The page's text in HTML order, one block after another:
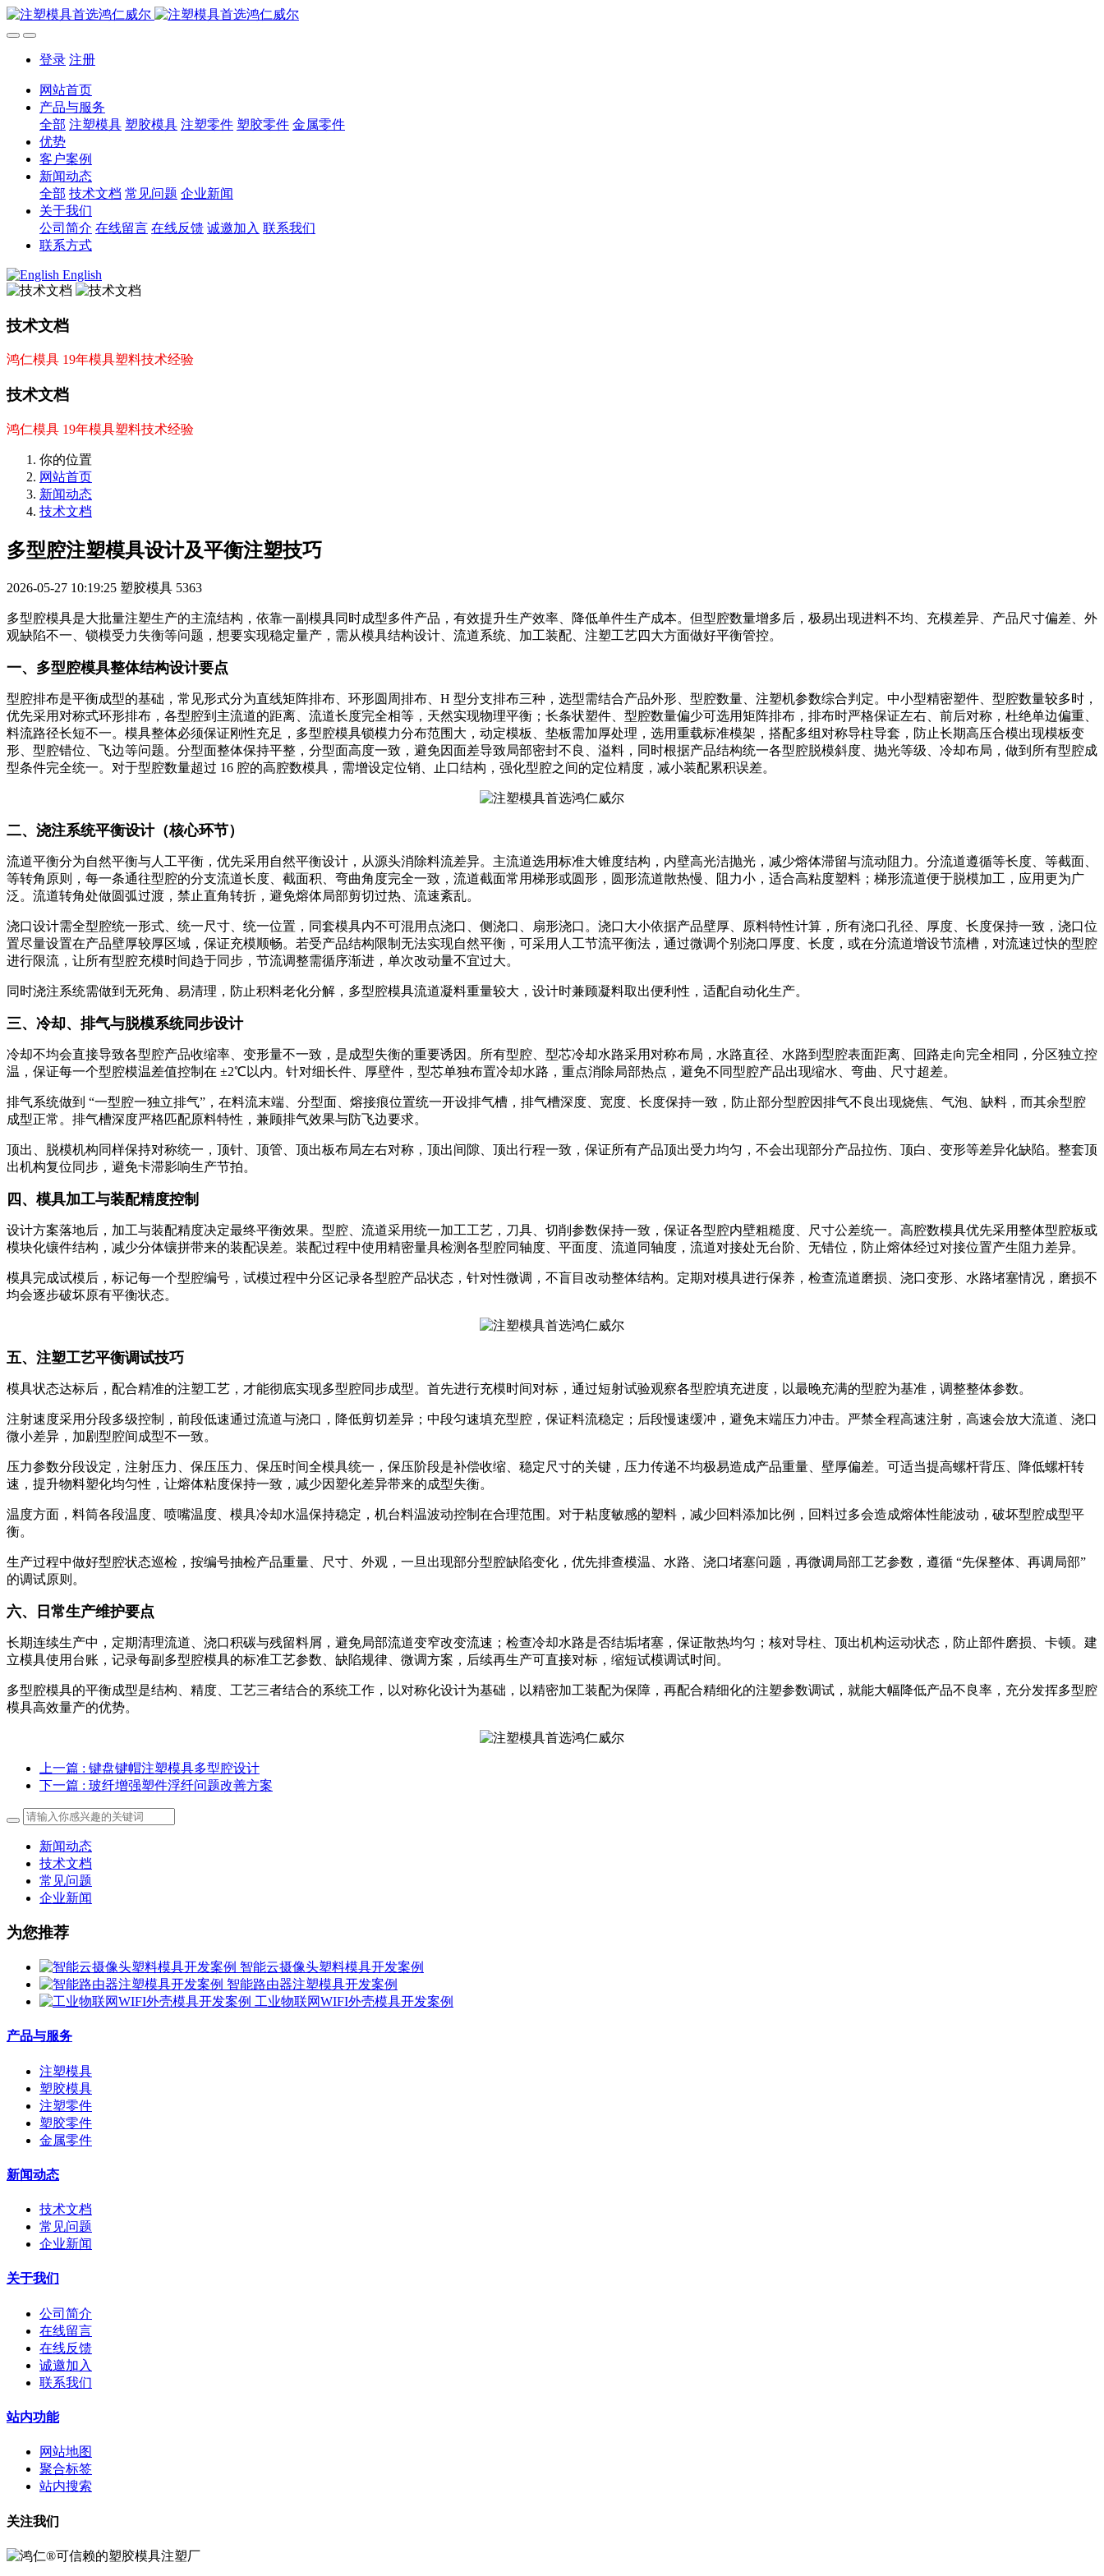
登录 注册
网站首页
产品与服务
全部 注塑模具 塑胶模具 注塑零件 塑胶零件 金属零件
优势
客户案例
新闻动态
全部 技术文档 常见问题 企业新闻
关于我们
公司简介 在线留言 在线反馈 诚邀加入 联系我们
联系方式
English
技术文档
鸿仁模具 19年模具塑料技术经验
技术文档
鸿仁模具 19年模具塑料技术经验
你的位置
网站首页
新闻动态
技术文档
多型腔注塑模具设计及平衡注塑技巧
2026-05-27 10:19:25 塑胶模具 5363
多型腔模具是大批量注塑生产的主流结构，依靠一副模具同时成型多件产品，有效提升生产效率、降低单件生产成本。但型腔数量增多后，极易出现进料不均、充模差异、产品尺寸偏差、外
观缺陷不一、锁模受力失衡等问题，想要实现稳定量产，需从模具结构设计、流道系统、加工装配、注塑工艺四大方面做好平衡管控。
一、多型腔模具整体结构设计要点
型腔排布是平衡成型的基础，常见形式分为直线矩阵排布、环形圆周排布、H 型分支排布三种，选型需结合产品外形、型腔数量、注塑机参数综合判定。中小型精密塑件、型腔数量较多时，
优先采用对称式环形排布，各型腔到主流道的距离、流道长度完全相等，天然实现物理平衡；长条状塑件、型腔数量偏少可选用矩阵排布，排布时严格保证左右、前后对称，杜绝单边偏重、
料流路径长短不一。模具整体必须保证刚性充足，多型腔模具锁模力分布范围大，动定模板、垫板需加厚处理，选用重载标准模架，搭配多组对称导柱导套，防止长期高压合模出现模板变
形、型腔错位、飞边等问题。分型面整体保持平整，分型面高度一致，避免因面差导致局部密封不良、溢料，同时根据产品结构统一各型腔脱模斜度、抛光等级、冷却布局，做到所有型腔成
型条件完全统一。对于型腔数量超过 16 腔的高腔数模具，需增设定位销、止口结构，强化型腔之间的定位精度，减小装配累积误差。
二、浇注系统平衡设计（核心环节）
流道平衡分为自然平衡与人工平衡，优先采用自然平衡设计，从源头消除料流差异。主流道选用标准大锥度结构，内壁高光洁抛光，减少熔体滞留与流动阻力。分流道遵循等长度、等截面、
等转角原则，每一条通往型腔的分支流道长度、截面积、弯曲角度完全一致，流道截面常用梯形或圆形，圆形流道散热慢、阻力小，适合高粘度塑料；梯形流道便于脱模加工，应用更为广
泛。流道转角处做圆弧过渡，禁止直角转折，避免熔体局部剪切过热、流速紊乱。
浇口设计需全型腔统一形式、统一尺寸、统一位置，同套模具内不可混用点浇口、侧浇口、扇形浇口。浇口大小依据产品壁厚、原料特性计算，所有浇口孔径、厚度、长度保持一致，浇口位
置尽量设置在产品壁厚较厚区域，保证充模顺畅。若受产品结构限制无法实现自然平衡，可采用人工节流平衡法，通过微调个别浇口厚度、长度，或在分流道增设节流槽，对流速过快的型腔
进行限流，让所有型腔充模时间趋于同步，节流调整需循序渐进，单次改动量不宜过大。
同时浇注系统需做到无死角、易清理，防止积料老化分解，多型腔模具流道凝料重量较大，设计时兼顾凝料取出便利性，适配自动化生产。
三、冷却、排气与脱模系统同步设计
冷却不均会直接导致各型腔产品收缩率、变形量不一致，是成型失衡的重要诱因。所有型腔、型芯冷却水路采用对称布局，水路直径、水路到型腔表面距离、回路走向完全相同，分区独立控
温，保证每一个型腔模温差值控制在 ±2℃以内。针对细长件、厚壁件，型芯单独布置冷却水路，重点消除局部热点，避免不同型腔产品出现缩水、弯曲、尺寸超差。
排气系统做到 “一型腔一独立排气”，在料流末端、分型面、熔接痕位置统一开设排气槽，排气槽深度、宽度、长度保持一致，防止部分型腔因排气不良出现烧焦、气泡、缺料，而其余型腔
成型正常。排气槽深度严格匹配原料特性，兼顾排气效果与防飞边要求。
顶出、脱模机构同样保持对称统一，顶针、顶管、顶出板布局左右对称，顶出间隙、顶出行程一致，保证所有产品顶出受力均匀，不会出现部分产品拉伤、顶白、变形等差异化缺陷。整套顶
出机构复位同步，避免卡滞影响生产节拍。
四、模具加工与装配精度控制
设计方案落地后，加工与装配精度决定最终平衡效果。型腔、流道采用统一加工工艺，刀具、切削参数保持一致，保证各型腔内壁粗糙度、尺寸公差统一。高腔数模具优先采用整体型腔板或
模块化镶件结构，减少分体镶拼带来的装配误差。装配过程中使用精密量具检测各型腔同轴度、平面度、流道同轴度，流道对接处无台阶、无错位，防止熔体经过对接位置产生阻力差异。
模具完成试模后，标记每一个型腔编号，试模过程中分区记录各型腔产品状态，针对性微调，不盲目改动整体结构。定期对模具进行保养，检查流道磨损、浇口变形、水路堵塞情况，磨损不
均会逐步破坏原有平衡状态。
五、注塑工艺平衡调试技巧
模具状态达标后，配合精准的注塑工艺，才能彻底实现多型腔同步成型。首先进行充模时间对标，通过短射试验观察各型腔填充进度，以最晚充满的型腔为基准，调整整体参数。
注射速度采用分段多级控制，前段低速通过流道与浇口，降低剪切差异；中段匀速填充型腔，保证料流稳定；后段慢速缓冲，避免末端压力冲击。严禁全程高速注射，高速会放大流道、浇口
微小差异，加剧型腔间成型不一致。
压力参数分段设定，注射压力、保压压力、保压时间全模具统一，保压阶段是补偿收缩、稳定尺寸的关键，压力传递不均极易造成产品重量、壁厚偏差。可适当提高螺杆背压、降低螺杆转
速，提升物料塑化均匀性，让熔体粘度保持一致，减少因塑化差异带来的成型失衡。
温度方面，料筒各段温度、喷嘴温度、模具冷却水温保持稳定，机台料温波动控制在合理范围。对于粘度敏感的塑料，减少回料添加比例，回料过多会造成熔体性能波动，破坏型腔成型平
衡。
生产过程中做好型腔状态巡检，按编号抽检产品重量、尺寸、外观，一旦出现部分型腔缺陷变化，优先排查模温、水路、浇口堵塞问题，再微调局部工艺参数，遵循 “先保整体、再调局部”
的调试原则。
六、日常生产维护要点
长期连续生产中，定期清理流道、浇口积碳与残留料屑，避免局部流道变窄改变流速；检查冷却水路是否结垢堵塞，保证散热均匀；核对导柱、顶出机构运动状态，防止部件磨损、卡顿。建
立模具使用台账，记录每副多型腔模具的标准工艺参数、缺陷规律、微调方案，后续再生产可直接对标，缩短试模调试时间。
多型腔模具的平衡成型是结构、精度、工艺三者结合的系统工作，以对称化设计为基础，以精密加工装配为保障，再配合精细化的注塑参数调试，就能大幅降低产品不良率，充分发挥多型腔
模具高效量产的优势。
上一篇 : 键盘键帽注塑模具多型腔设计
下一篇 : 玻纤增强塑件浮纤问题改善方案
新闻动态
技术文档
常见问题
企业新闻
为您推荐
智能云摄像头塑料模具开发案例
智能路由器注塑模具开发案例
工业物联网WIFI外壳模具开发案例
产品与服务
注塑模具
塑胶模具
注塑零件
塑胶零件
金属零件
新闻动态
技术文档
常见问题
企业新闻
关于我们
公司简介
在线留言
在线反馈
诚邀加入
联系我们
站内功能
网站地图
聚合标签
站内搜索
关注我们